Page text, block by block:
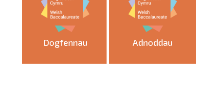
Dogfennau Adnoddau